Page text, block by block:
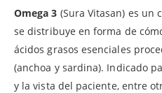
Omega 3 (Sura Vitasan) es un
se distribuye en forma de
ácidos grasos esenciales
(anchoa y sardina). Indicado
y la vista del paciente, entre